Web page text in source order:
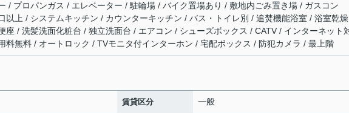
/ プロパンガス / エレベーター / 駐輪場 / バイク置場あり / 敷地内ごみ置き場 / ガスコン
以上 / システムキッチン / カウンターキッチン / バス・トイレ別 / 追焚機能浴室 / 浴室乾燥
座 / 洗髪洗面化粧台 / 独立洗面台 / エアコン / シューズボックス / CATV / インターネット
料無料 / オートロック / TVモニタ付インターホン / 宅配ボックス / 防犯カメラ / 最上階
賃貸区分 一般